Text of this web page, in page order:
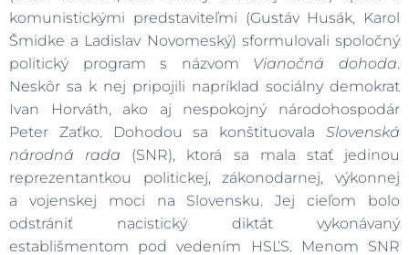
komunistickými predstaviteľmi (Gustáv Husák, Karol
Šmidke a Ladislav Novomeský) sformulovali spoločný
politický program s názvom Vianočná dohoda.
Neskôr sa k nej pripojili napríklad sociálny demokrat
Ivan Horváth, ako aj nespokojný národohospodár
Peter Zaťko. Dohodou sa konštituovala Slovenská
národná rada (SNR), ktorá sa mala stať jedinou
reprezentantkou politickej, zákonodarnej, výkonnej
a vojenskej moci na Slovensku. Jej cieľom bolo
odstrániť nacistický diktát vykonávaný
establišmentom pod vedením HSĽS. Menom SNR